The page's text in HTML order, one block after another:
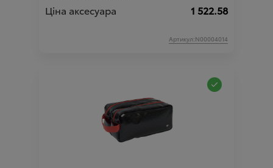
Ціна аксесуара 1 522.58
Артикул:N00004014